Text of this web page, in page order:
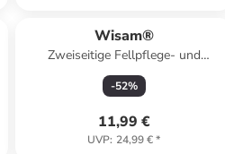
Wisam®
Zweiseitige Fellpflege- und
Reinigungsbürste für Hund Katze
Blau/Schwarz
-52%
11,99 €
UVP: 24,99 €*